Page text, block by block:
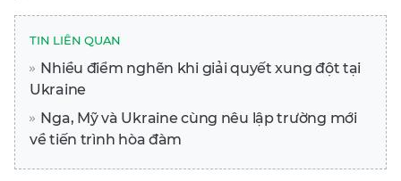
TIN LIÊN QUAN
Nhiều điểm nghẽn khi giải quyết xung đột tại
Ukraine
Nga, Mỹ và Ukraine cùng nêu lập trường mới
về tiến trình hòa đàm